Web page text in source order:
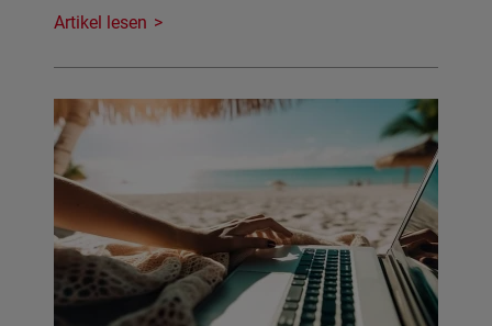
Artikel lesen